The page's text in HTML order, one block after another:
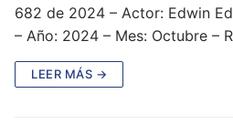
682 de 2024 – Actor: Edwin
– Año: 2024 – Mes: Octubre –
LEER MÁS →